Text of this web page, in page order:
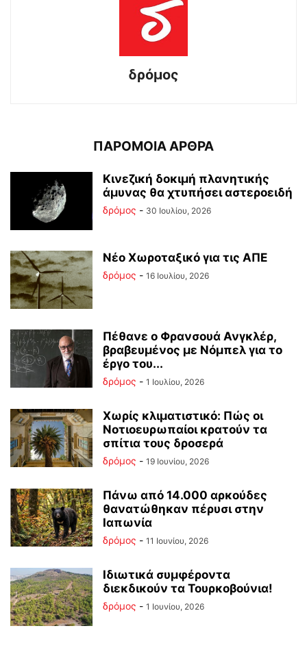
δρόμος
ΠΑΡΟΜΟΙΑ ΑΡΘΡΑ
Κινεζική δοκιμή πλανητικής
άμυνας θα χτυπήσει αστεροειδή
δρόμος - 30 Ιουλίου, 2026
Νέο Χωροταξικό για τις ΑΠΕ
δρόμος - 16 Ιουλίου, 2026
Πέθανε ο Φρανσουά Ανγκλέρ,
βραβευμένος με Νόμπελ για το
έργο του...
δρόμος - 1 Ιουλίου, 2026
Χωρίς κλιματιστικό: Πώς οι
Νοτιοευρωπαίοι κρατούν τα
σπίτια τους δροσερά
δρόμος - 19 Ιουνίου, 2026
Πάνω από 14.000 αρκούδες
θανατώθηκαν πέρυσι στην
Ιαπωνία
δρόμος - 11 Ιουνίου, 2026
Ιδιωτικά συμφέροντα
διεκδικούν τα Τουρκοβούνια!
δρόμος - 1 Ιουνίου, 2026